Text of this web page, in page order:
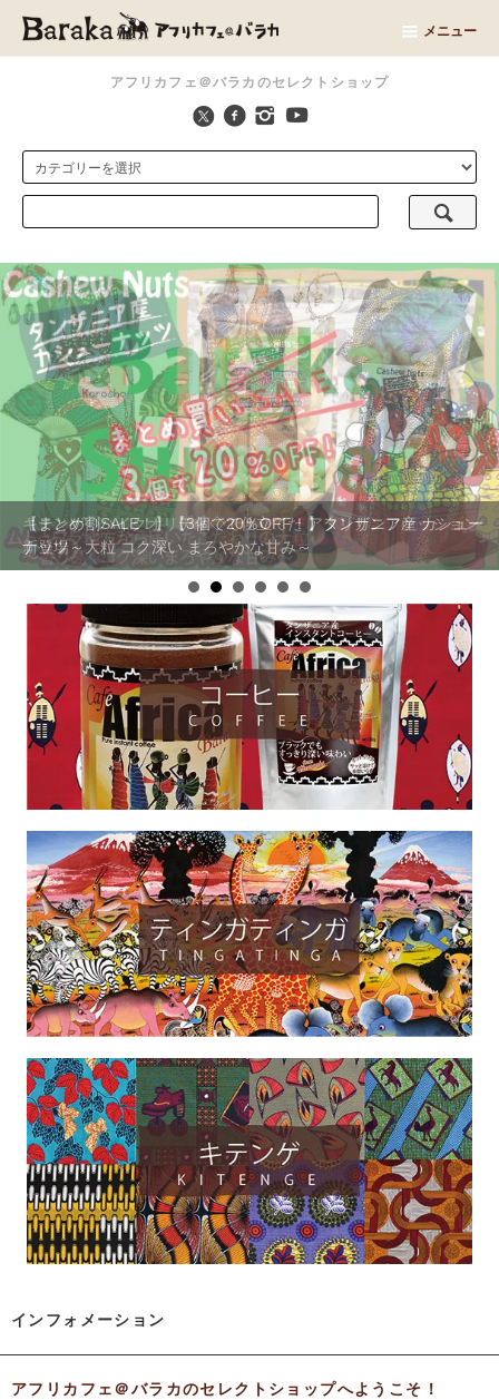
アフリカフェ＠バラカのセレクトショップ
メニュー
キテンゲ◇ハイクオリティ◇で仕立てた アフリカンファッション
新登場
【まとめ割SALE！】【3個で20％OFF！】タンザニア産 カシュー
ナッツ～大粒 コク深い まろやかな甘み～
インフォメーション
アフリカフェ＠バラカのセレクトショップへようこそ！